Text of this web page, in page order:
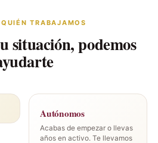
TRABAJAMOS
situación, podemos
Autónomos
Acabas de empezar o llevas
años en activo. Te llevamos